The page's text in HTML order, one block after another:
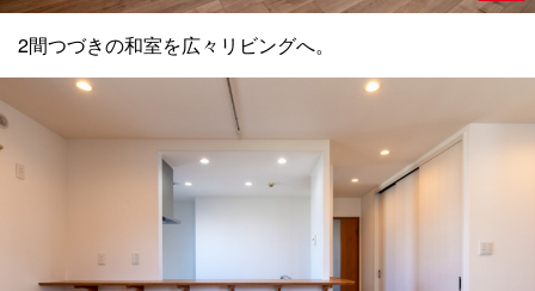
2間つづきの和室を広々リビングへ。